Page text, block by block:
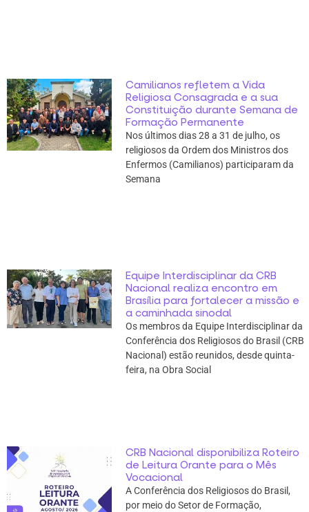
Camilianos refletem a Vida
Religiosa Consagrada e a sua
Constituição durante Semana de
Formação Permanente
Nos últimos dias 28 a 31 de julho, os
religiosos da Ordem dos Ministros dos
Enfermos (Camilianos) participaram da
Semana
Equipe Interdisciplinar da CRB
Nacional realiza encontro em
Brasília para fortalecer a missão e
a caminhada sinodal
Os membros da Equipe Interdisciplinar da
Conferência dos Religiosos do Brasil (CRB
Nacional) estão reunidos, desde quinta-
feira, na Obra Social
CRB Nacional disponibiliza Roteiro
de Leitura Orante para o Mês
Vocacional
A Conferência dos Religiosos do Brasil,
por meio do Setor de Formação,